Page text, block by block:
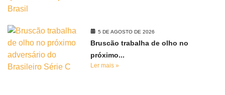
5 DE AGOSTO DE 2026
Bruscão trabalha de olho no
próximo...
Ler mais »